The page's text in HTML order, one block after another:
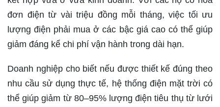
đơn điện từ vài triệu đồng mỗi tháng, việc tối ưu
lượng điện phải mua ở các bậc giá cao có thể giúp
giảm đáng kể chi phí vận hành trong dài hạn.
Doanh nghiệp cho biết nếu được thiết kế đúng theo
nhu cầu sử dụng thực tế, hệ thống điện mặt trời có
thể giúp giảm từ 80–95% lượng điện tiêu thụ từ lưới